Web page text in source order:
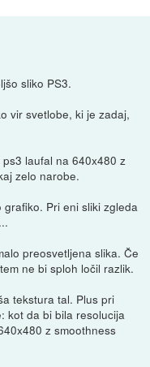
sliko PS3.
vir svetlobe, ki je zadaj,
laufal na 640x480 z
zelo narobe.
Pri eni sliki zgleda
preosvetljena slika. Če
ne bi sploh ločil razlik.
tekstura tal. Plus pri
kot da bi bila resolucija
z smoothness